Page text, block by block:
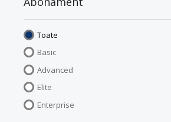
Toate
Basic
Advanced
Elite
Enterprise